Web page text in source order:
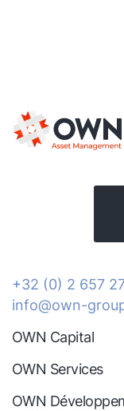
OWN Capital
OWN Services
OWN
+32 (0) 2 657
info@own-